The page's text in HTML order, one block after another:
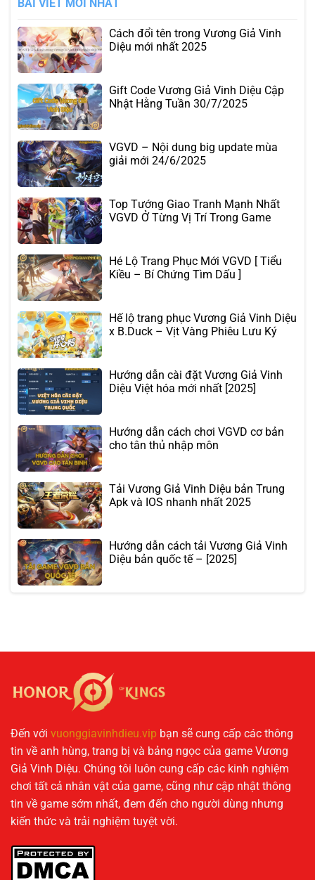
BÀI VIẾT MỚI NHẤT
Cách đổi tên trong Vương Giả Vinh
Diệu mới nhất 2025
Gift Code Vương Giả Vinh Diệu Cập
Nhật Hằng Tuần 30/7/2025
VGVD – Nội dung big update mùa
giải mới 24/6/2025
Top Tướng Giao Tranh Mạnh Nhất
VGVD Ở Từng Vị Trí Trong Game
Hé Lộ Trang Phục Mới VGVD [ Tiểu
Kiều – Bí Chứng Tìm Dấu ]
Hế lộ trang phục Vương Giả Vinh Diệu
x B.Duck – Vịt Vàng Phiêu Lưu Ký
Hướng dẫn cài đặt Vương Giả Vinh
Diệu Việt hóa mới nhất [2025]
Hướng dẫn cách chơi VGVD cơ bản
cho tân thủ nhập môn
Tải Vương Giả Vinh Diệu bản Trung
Apk và IOS nhanh nhất 2025
Hướng dẫn cách tải Vương Giả Vinh
Diệu bản quốc tế – [2025]
Đến với vuonggiavinhdieu.vip bạn sẽ cung cấp các thông
tin về anh hùng, trang bị và bảng ngọc của game Vương
Giả Vinh Diệu. Chúng tôi luôn cung cấp các kinh nghiệm
chơi tất cả nhân vật của game, cũng như cập nhật thông
tin về game sớm nhất, đem đến cho người dùng nhưng
kiến thức và trải nghiệm tuyệt vời.